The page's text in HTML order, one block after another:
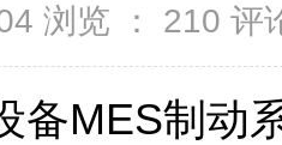
浏览 ： 210 评
备MES制动